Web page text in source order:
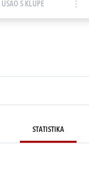
UŠAO S KLUPE
STATISTIKA